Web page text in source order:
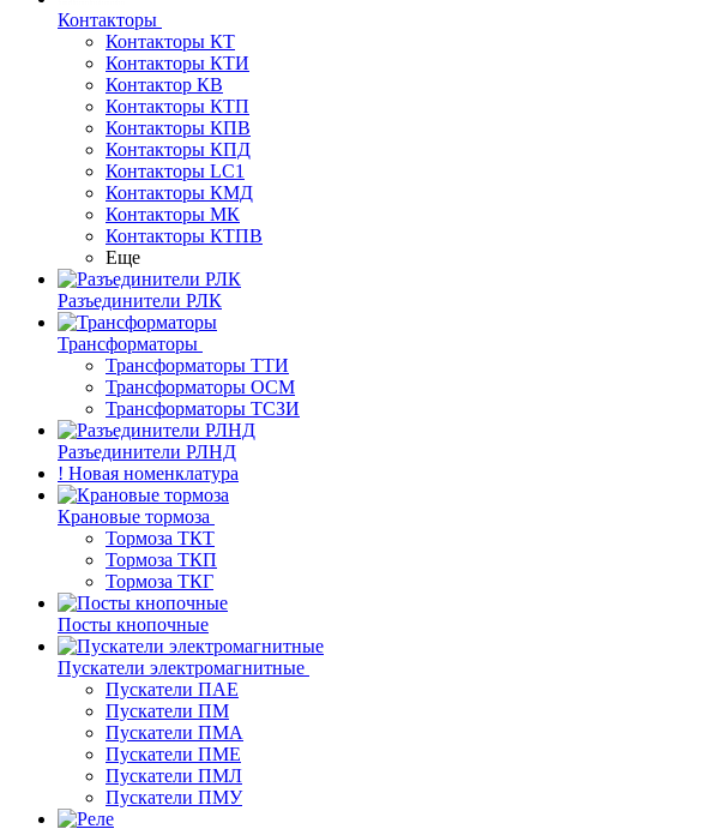
Контакторы
Контакторы КТ
Контакторы КТИ
Контактор КВ
Контакторы КТП
Контакторы КПВ
Контакторы КПД
Контакторы LC1
Контакторы КМД
Контакторы МК
Контакторы КТПВ
Еще
Разъединители РЛК
Трансформаторы
Трансформаторы ТТИ
Трансформаторы ОСМ
Трансформаторы ТСЗИ
Разъединители РЛНД
! Новая номенклатура
Крановые тормоза
Тормоза ТКТ
Тормоза ТКП
Тормоза ТКГ
Посты кнопочные
Пускатели электромагнитные
Пускатели ПАЕ
Пускатели ПМ
Пускатели ПМА
Пускатели ПМЕ
Пускатели ПМЛ
Пускатели ПМУ